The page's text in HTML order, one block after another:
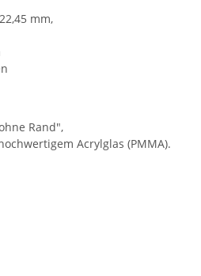
mm,
Rand",
Acrylglas (PMMA).